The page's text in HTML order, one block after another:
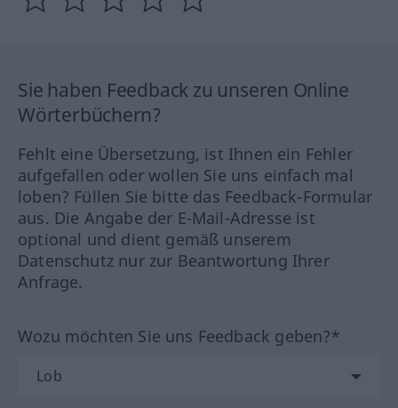
Sie haben Feedback zu unseren Online
Wörterbüchern?
Fehlt eine Übersetzung, ist Ihnen ein Fehler
aufgefallen oder wollen Sie uns einfach mal
loben? Füllen Sie bitte das Feedback-Formular
aus. Die Angabe der E-Mail-Adresse ist
optional und dient gemäß unserem
Datenschutz nur zur Beantwortung Ihrer
Anfrage.
Wozu möchten Sie uns Feedback geben?*